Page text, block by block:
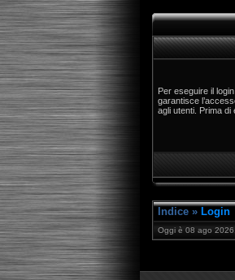
Per eseguire il
garantisce
agli utenti. Prima di
Indice » Login
Oggi è 08 ago